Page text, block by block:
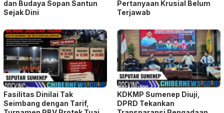
dan Budaya Sopan Santun
Sejak Dini
Pertanyaan Krusial Belum
Terjawab
Fasilitas Dinilai Tak
Seimbang dengan Tarif,
KDKMP Sumenep Diuji,
DPRD Tekankan